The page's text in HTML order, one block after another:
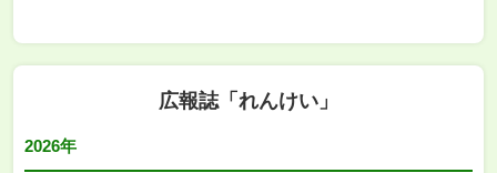
広報誌「れんけい」
2026年